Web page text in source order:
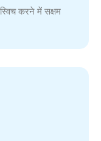
करने में सक्षम